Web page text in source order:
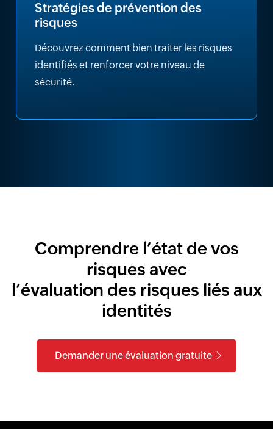
Stratégies de prévention des
risques
Découvrez comment bien traiter les risques
identifiés et renforcer votre niveau de
sécurité.
Comprendre l’état de vos
risques avec
l’évaluation des risques liés aux
identités
Demander une évaluation gratuite